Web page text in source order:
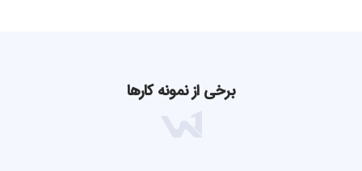
برخی از نمونه کارها